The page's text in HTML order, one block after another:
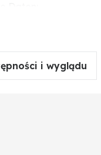
verstellbar
Teilen,
Waschen und
i wyglądu